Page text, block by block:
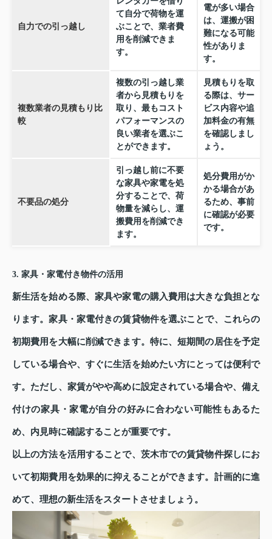
自力での引っ越し
て自分で荷物を運
ぶことで、業者費
用を削減できま
す。
電が多い場合
は、運搬が困
難になる可能
性がありま
す。
複数業者の見積もり比
較
複数の引っ越し業
者から見積もりを
取り、最もコスト
パフォーマンスの
良い業者を選ぶこ
とができます。
見積もりを取
る際は、サー
ビス内容や追
加料金の有無
を確認しまし
ょう。
不要品の処分
引っ越し前に不要
な家具や家電を処
分することで、荷
物量を減らし、運
搬費用を削減でき
ます。
処分費用がか
かる場合があ
るため、事前
に確認が必要
です。
3. 家具・家電付き物件の活用
新生活を始める際、家具や家電の購入費用は大きな負担とな
ります。家具・家電付きの賃貸物件を選ぶことで、これらの
初期費用を大幅に削減できます。特に、短期間の居住を予定
している場合や、すぐに生活を始めたい方にとっては便利で
す。ただし、家賃がやや高めに設定されている場合や、備え
付けの家具・家電が自分の好みに合わない可能性もあるた
め、内見時に確認することが重要です。
以上の方法を活用することで、茨木市での賃貸物件探しにお
いて初期費用を効果的に抑えることができます。計画的に進
めて、理想の新生活をスタートさせましょう。